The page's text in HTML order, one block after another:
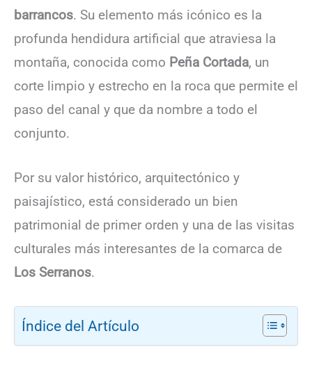
barrancos. Su elemento más icónico es la
profunda hendidura artificial que atraviesa la
montaña, conocida como Peña Cortada, un
corte limpio y estrecho en la roca que permite el
paso del canal y que da nombre a todo el
conjunto.
Por su valor histórico, arquitectónico y
paisajístico, está considerado un bien
patrimonial de primer orden y una de las visitas
culturales más interesantes de la comarca de
Los Serranos.
Índice del Artículo